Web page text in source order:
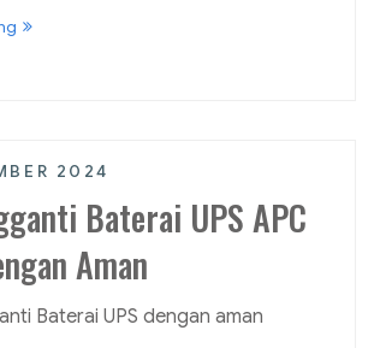
“Masalah
UPS
Battery
Pack
SRT192BP”
2024
Baterai UPS APC
Aman